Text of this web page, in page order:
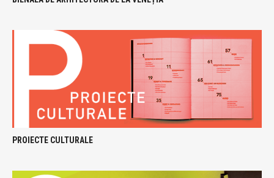
PROIECTE CULTURALE